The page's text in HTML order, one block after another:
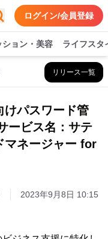
ログイン/会員登録
ション・美容 ライフスタ
リリース一覧
けパスワード管
ビス名：サテ
マネージャー for
2023年9月8日 10:15